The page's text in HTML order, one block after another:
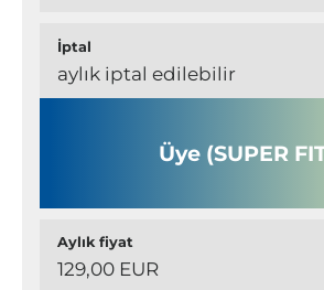
İptal
aylık iptal edilebilir
Üye (SUPER
Aylık fiyat
129,00 EUR